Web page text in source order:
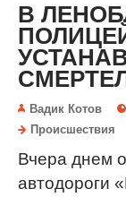
В
Вадик Котов
Происшествия
Вчера днем
автодороги